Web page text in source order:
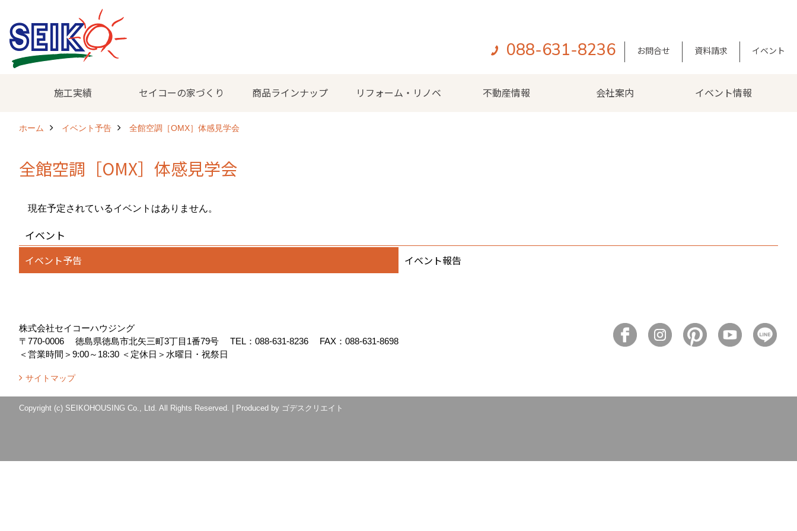
088-631-8236 お問合せ 資料請求 イベント
施工実績 セイコーの家づくり 商品ラインナップ リフォーム・リノベ 不動産情報 会社案内 イベント情報
ホーム イベント予告 全館空調［OMX］体感見学会
全館空調［OMX］体感見学会
現在予定されているイベントはありません。
イベント
イベント予告 イベント報告
株式会社セイコーハウジング
〒770-0006
徳島県徳島市北矢三町3丁目1番79号 TEL： 088-631-8236
FAX：088-631-8698
＜営業時間＞9:00～18:30 ＜定休日＞水曜日・祝祭日
サイトマップ
Copyright (c) SEIKOHOUSING Co., Ltd. All Rights Reserved. Produced by ゴデスクリエイト